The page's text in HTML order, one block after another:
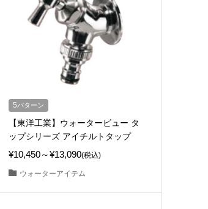
5パターン
【東洋工業】ウォータービュー タ
ップシリーズ アイチルトタップ
¥10,450～¥13,090(税込)
ウォーターアイテム